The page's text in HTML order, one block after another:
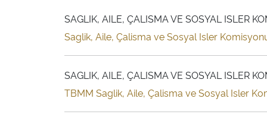
SAGLIK, AILE, ÇALISMA VE SOSYAL ISLER
Saglik, Aile, Çalisma ve Sosyal Isler
SAGLIK, AILE, ÇALISMA VE SOSYAL ISLER
TBMM Saglik, Aile, Çalisma ve Sosyal Isler